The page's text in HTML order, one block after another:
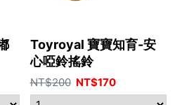
Toyroyal 寶寶知育-安
心啞鈴搖鈴
NT$200 NT$170